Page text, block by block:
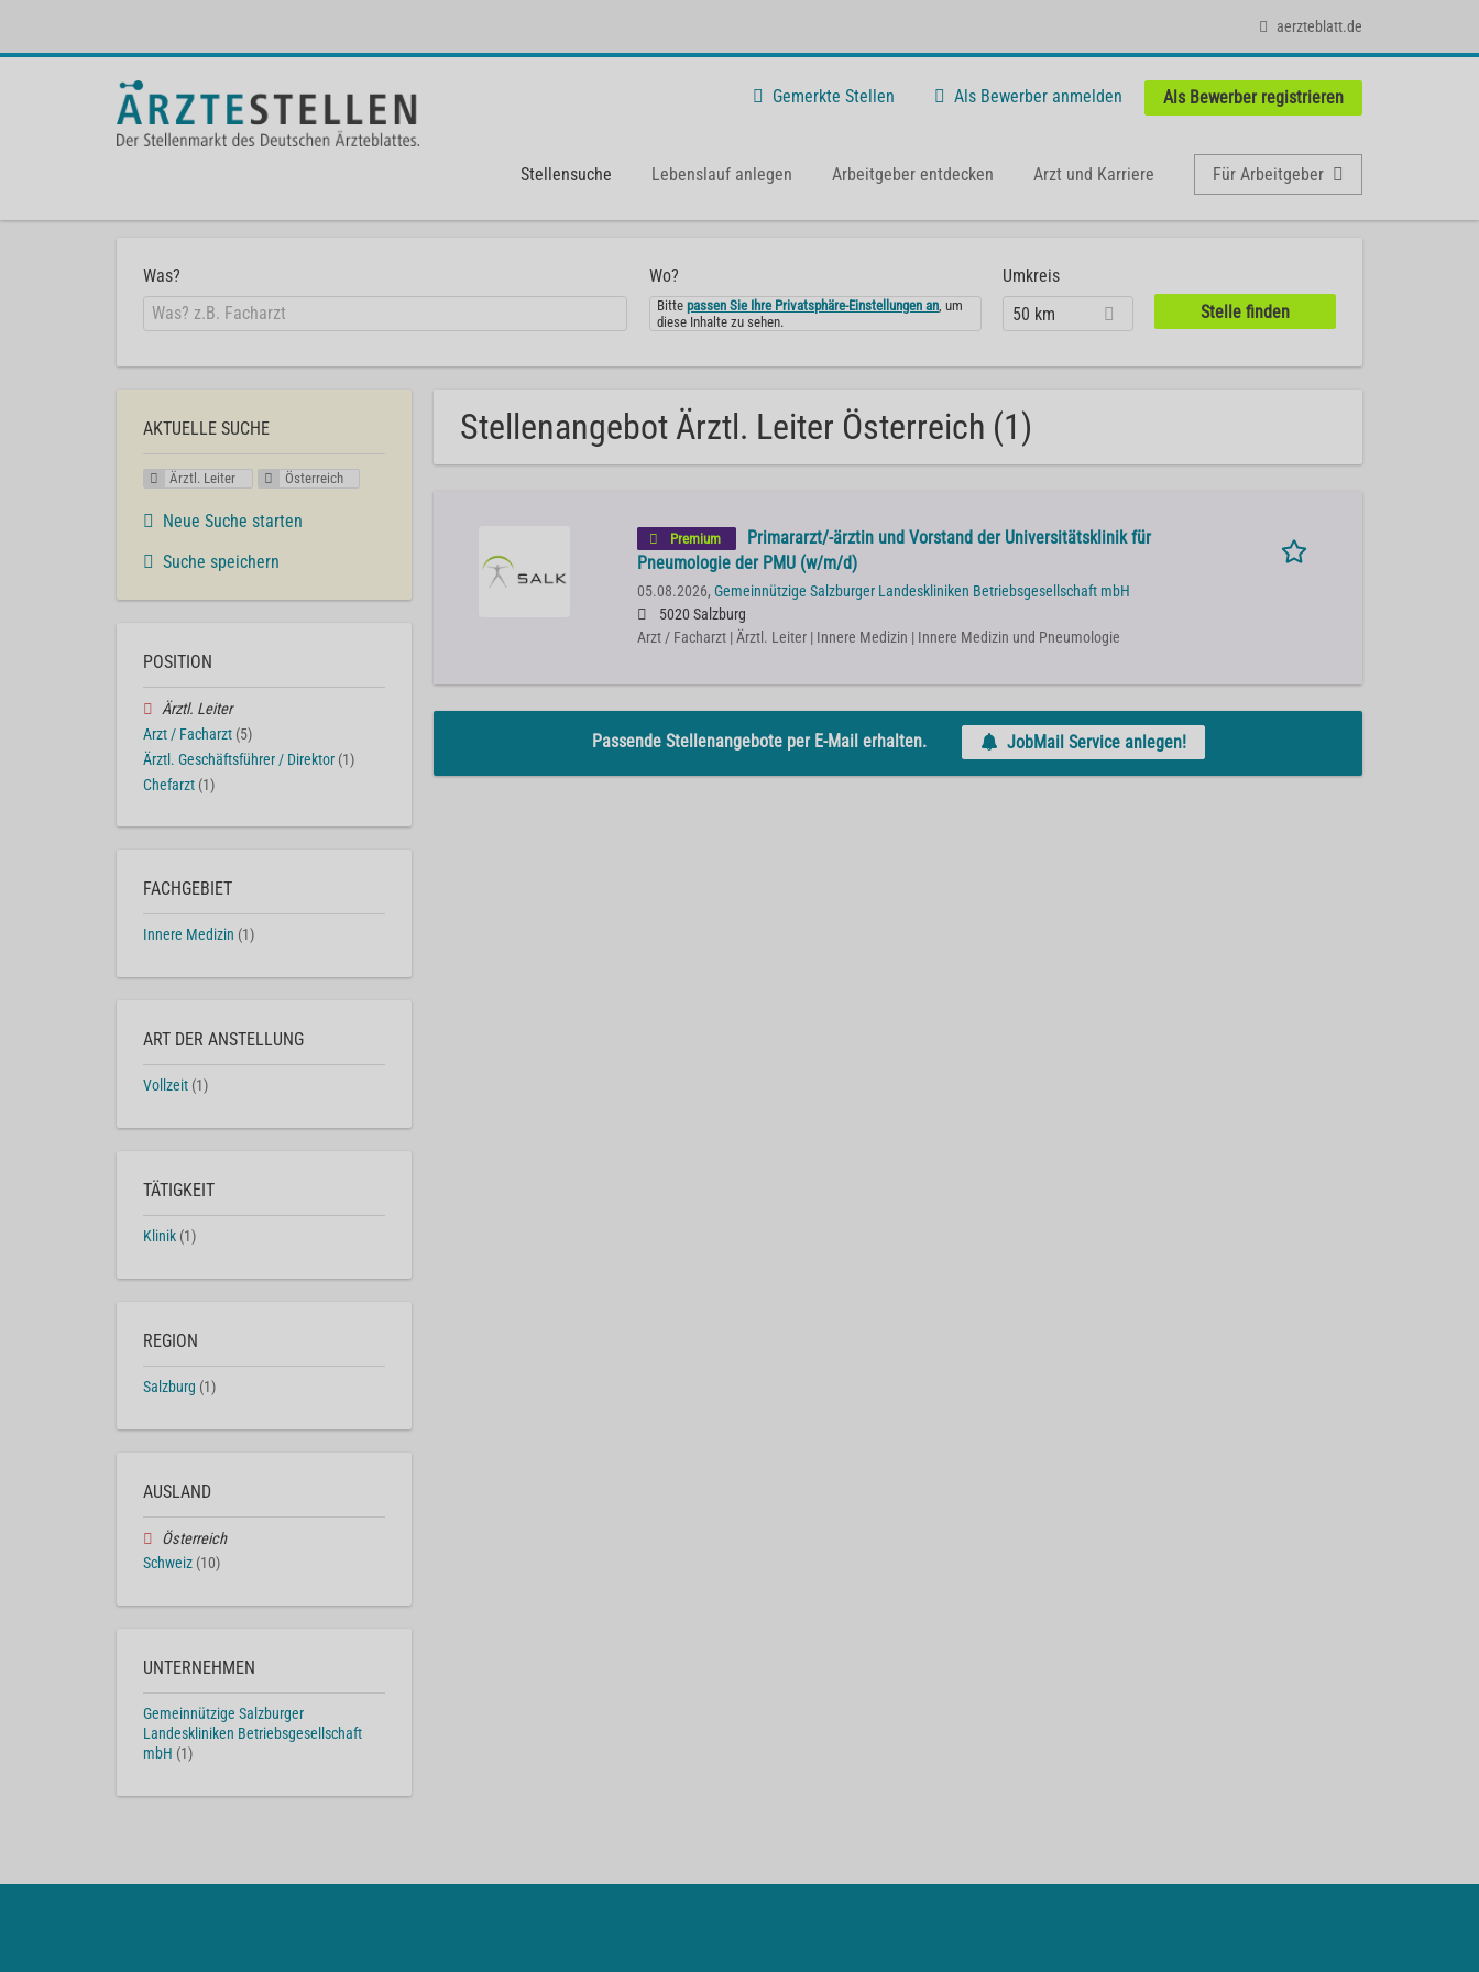
aerzteblatt.de
Gemerkte Stellen Als Bewerber anmelden Als Bewerber registrieren
Stellensuche Lebenslauf anlegen Arbeitgeber entdecken Arzt und Karriere Für Arbeitgeber
Was? Wo?
Bittepassen Sie Ihre Privatsphäre-Einstellungen an, um
diese Inhalte zu sehen.
Umkreis
50 km
Stellenangebot Ärztl. Leiter Österreich (1)
Premium
Primararzt/-ärztin und Vorstand der Universitätsklinik für
Pneumologie der PMU (w/m/d)
05.08.2026, Gemeinnützige Salzburger Landeskliniken Betriebsgesellschaft mbH
5020 Salzburg
Arzt / Facharzt | Ärztl. Leiter | Innere Medizin | Innere Medizin und Pneumologie
Passende Stellenangebote per E-Mail erhalten. JobMail Service anlegen!
AKTUELLE SUCHE
Ärztl. Leiter Österreich
Neue Suche starten
Suche speichern
POSITION
Ärztl. Leiter
Arzt / Facharzt (5)
Ärztl. Geschäftsführer / Direktor (1)
Chefarzt (1)
FACHGEBIET
Innere Medizin (1)
ART DER ANSTELLUNG
Vollzeit (1)
TÄTIGKEIT
Klinik (1)
REGION
Salzburg (1)
AUSLAND
Österreich
Schweiz (10)
UNTERNEHMEN
Gemeinnützige Salzburger
Landeskliniken Betriebsgesellschaft
mbH (1)